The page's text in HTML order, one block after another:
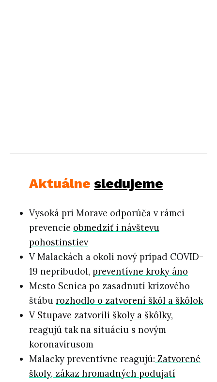
Aktuálne sledujeme
Vysoká pri Morave odporúča v rámci
prevencie obmedziť i návštevu
pohostinstiev
V Malackách a okolí nový prípad COVID-
19 nepribudol, preventívne kroky áno
Mesto Senica po zasadnutí krízového
štábu rozhodlo o zatvorení škôl a škôlok
V Stupave zatvorili školy a škôlky,
reagujú tak na situáciu s novým
koronavírusom
Malacky preventívne reagujú: Zatvorené
školy, zákaz hromadných podujatí